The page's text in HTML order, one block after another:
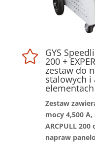
 GYS
200 +
zestaw do
stalowych
Zestaw
mocy 4,500
ARCPULL
napraw